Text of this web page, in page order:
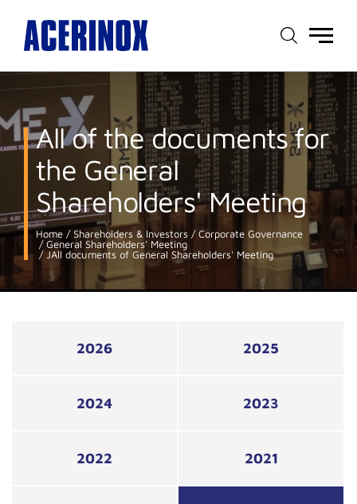
Main
All of the documents for
the General
Shareholders' Meeting
Home Shareholders & Investors Corporate Governance
General Shareholders' Meeting
JAll documents of General Shareholders' Meeting
2026 2025
2024 2023
2022 2021